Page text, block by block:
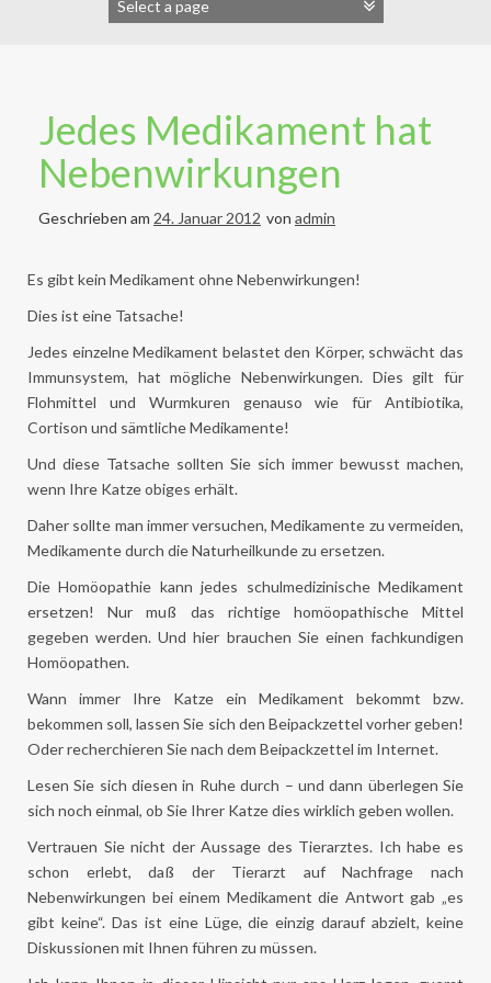
Jedes Medikament hat
Nebenwirkungen
Geschrieben am 24. Januar 2012 von admin
Es gibt kein Medikament ohne Nebenwirkungen!
Dies ist eine Tatsache!
Jedes einzelne Medikament belastet den Körper, schwächt das
Immunsystem, hat mögliche Nebenwirkungen. Dies gilt für
Flohmittel und Wurmkuren genauso wie für Antibiotika,
Cortison und sämtliche Medikamente!
Und diese Tatsache sollten Sie sich immer bewusst machen,
wenn Ihre Katze obiges erhält.
Daher sollte man immer versuchen, Medikamente zu vermeiden,
Medikamente durch die Naturheilkunde zu ersetzen.
Die Homöopathie kann jedes schulmedizinische Medikament
ersetzen! Nur muß das richtige homöopathische Mittel
gegeben werden. Und hier brauchen Sie einen fachkundigen
Homöopathen.
Wann immer Ihre Katze ein Medikament bekommt bzw.
bekommen soll, lassen Sie sich den Beipackzettel vorher geben!
Oder recherchieren Sie nach dem Beipackzettel im Internet.
Lesen Sie sich diesen in Ruhe durch – und dann überlegen Sie
sich noch einmal, ob Sie Ihrer Katze dies wirklich geben wollen.
Vertrauen Sie nicht der Aussage des Tierarztes. Ich habe es
schon erlebt, daß der Tierarzt auf Nachfrage nach
Nebenwirkungen bei einem Medikament die Antwort gab „es
gibt keine“. Das ist eine Lüge, die einzig darauf abzielt, keine
Diskussionen mit Ihnen führen zu müssen.